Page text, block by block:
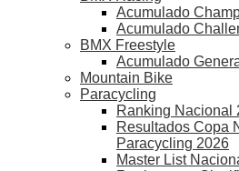
Acumulado
Acumulado
BMX Freestyle
Acumulado
Mountain Bike
Paracycling
Ranking Nacional
Resultados Copa
Paracycling 2026
Master List